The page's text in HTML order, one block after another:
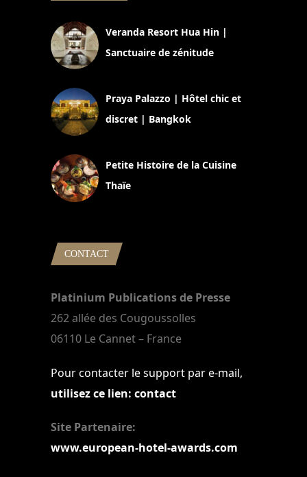
Veranda Resort Hua Hin |
Sanctuaire de zénitude
Praya Palazzo | Hôtel chic et
discret | Bangkok
Petite Histoire de la Cuisine
Thaïe
CONTACT
Platinium Publications de Presse
262 allée des Cougoussolles
06110 Le Cannet – France
Pour contacter le support par e-mail,
utilisez ce lien: contact
Site Partenaire:
www.european-hotel-awards.com